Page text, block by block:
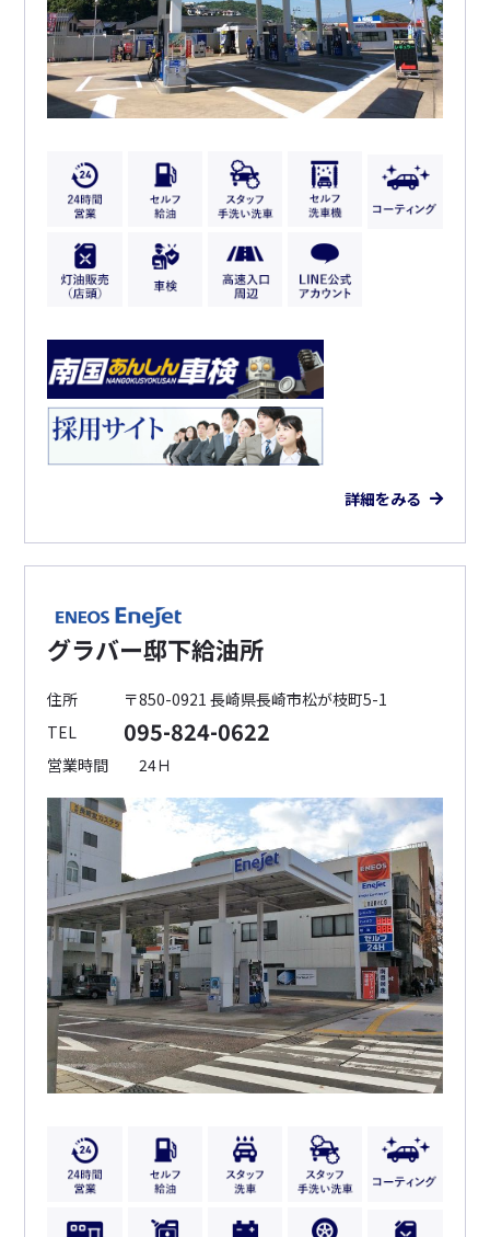
詳細をみる
グラバー邸下給油所
住所
〒850-0921 長崎県長崎市松が枝町5-1
TEL
095-824-0622
営業時間 24Ｈ